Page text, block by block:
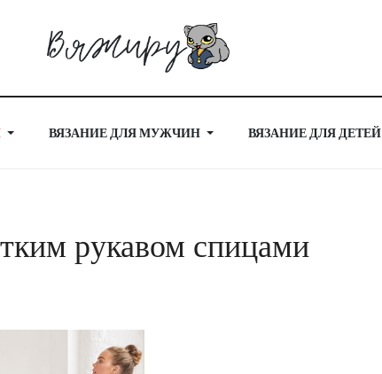
ВЯЗАНИЕ ДЛЯ МУЖЧИН ВЯЗАНИЕ ДЛЯ ДЕТЕЙ
рукавом спицами